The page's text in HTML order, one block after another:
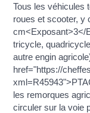
Tous les véhicules
roues et scooter, y
cm<Exposant>3</
tricycle,
autre engin
href="https://
les remorques
circuler sur la voie